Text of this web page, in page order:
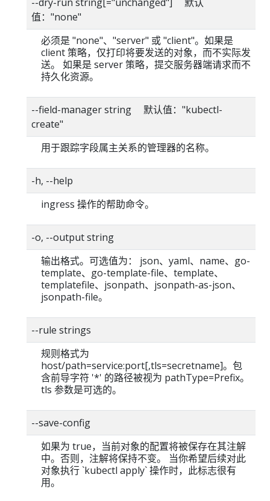
值："none"
必须是 "none"、"server" 或 "client"。如果是
client 策略，仅打印将要发送的对象，而不实际发
送。 如果是 server 策略，提交服务器端请求而不
持久化资源。
--field-manager string 默认值："kubectl-
create"
用于跟踪字段属主关系的管理器的名称。
-h, --help
ingress 操作的帮助命令。
-o, --output string
输出格式。可选值为： json、yaml、name、go-
template、go-template-file、template、
templatefile、jsonpath、jsonpath-as-json、
jsonpath-file。
--rule strings
规则格式为
host/path=service:port[,tls=secretname]。包
含前导字符 '*' 的路径被视为 pathType=Prefix。
tls 参数是可选的。
--save-config
如果为 true，当前对象的配置将被保存在其注解
中。否则，注解将保持不变。 当你希望后续对此
对象执行 `kubectl apply` 操作时，此标志很有
用。